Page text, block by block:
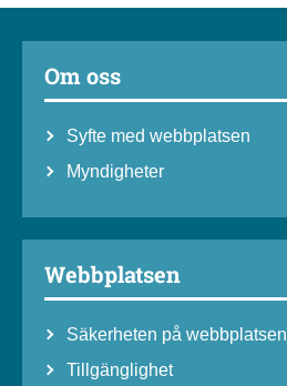
Om oss
Syfte med webbplatsen
Myndigheter
Webbplatsen
Säkerheten på webbplatsen
Tillgänglighet